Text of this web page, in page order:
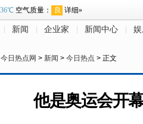
新闻 企业家 新闻中心
今日热点网 > 新闻 > 今日热点 > 正文
他是奥运会开